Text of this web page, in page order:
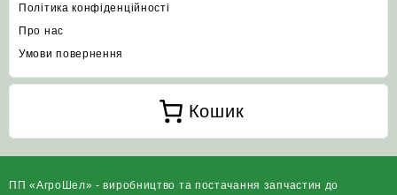
Політика конфіденційності
Про нас
Умови повернення
Кошик
ПП «АгроШел» - виробництво та постачання запчастин до